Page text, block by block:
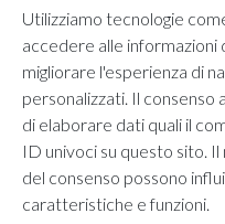
Utilizziamo tecnologie
accedere alle
migliorare l'esperienza di
personalizzati. Il consenso
di elaborare dati quali il
ID univoci su questo sito.
del consenso possono
caratteristiche e funzioni.
RESI E RIMBORSI
REGOLAMENTO LOYALTY
CONTATTACI